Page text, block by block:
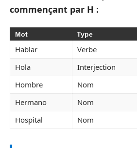
commençant par H :
Mot Type
Hablar Verbe
Hola
Interjection
Hombre
Nom
Hermano
Nom
Hospital
Nom